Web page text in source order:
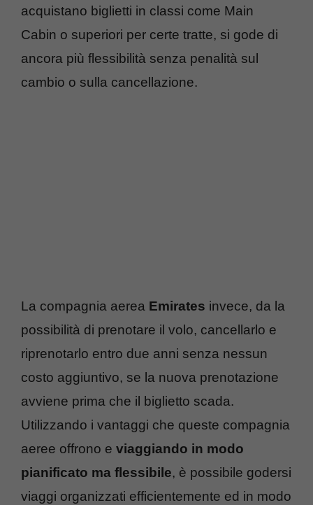
acquistano biglietti in classi come Main
Cabin o superiori per certe tratte, si gode di
ancora più flessibilità senza penalità sul
cambio o sulla cancellazione.
La compagnia aerea Emirates invece, da la
possibilità di prenotare il volo, cancellarlo e
riprenotarlo entro due anni senza nessun
costo aggiuntivo, se la nuova prenotazione
avviene prima che il biglietto scada.
Utilizzando i vantaggi che queste compagnia
aeree offrono e viaggiando in modo
pianificato ma flessibile, è possibile godersi
viaggi organizzati efficientemente ed in modo